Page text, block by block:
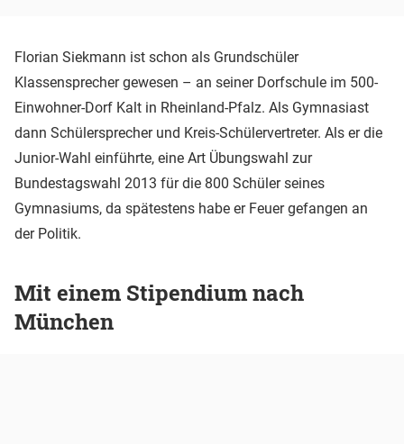
Florian Siekmann ist schon als Grundschüler
Klassensprecher gewesen – an seiner Dorfschule im 500-
Einwohner-Dorf Kalt in Rheinland-Pfalz. Als Gymnasiast
dann Schülersprecher und Kreis-Schülervertreter. Als er die
Junior-Wahl einführte, eine Art Übungswahl zur
Bundestagswahl 2013 für die 800 Schüler seines
Gymnasiums, da spätestens habe er Feuer gefangen an
der Politik.
Mit einem Stipendium nach
München